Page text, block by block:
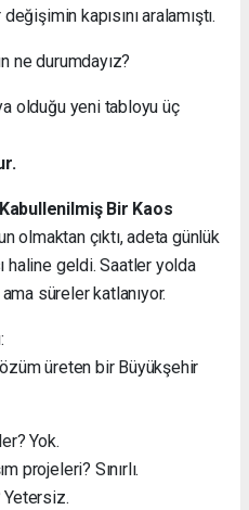
kapısını aralamıştı.
ne durumdayız?
olduğu yeni tabloyu üç
Bir Kaos
olmaktan çıktı, adeta günlük
haline geldi. Saatler yolda
süreler katlanıyor.
üreten bir Büyükşehir
Yok.
projeleri? Sınırlı.
Yetersiz.